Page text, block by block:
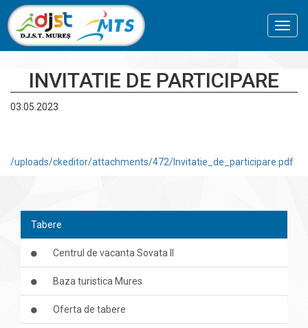
INVITATIE DE PARTICIPARE
03.05.2023
/uploads/ckeditor/attachments/472/Invitatie_de_participare.pdf
Tabere
Centrul de vacanta Sovata II
Baza turistica Mures
Oferta de tabere